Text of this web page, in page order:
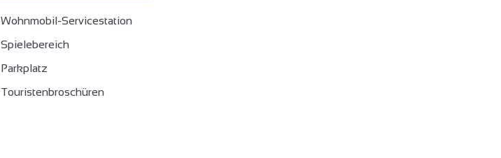
Wohnmobil-Servicestation
Spielebereich
Parkplatz
Touristenbroschüren